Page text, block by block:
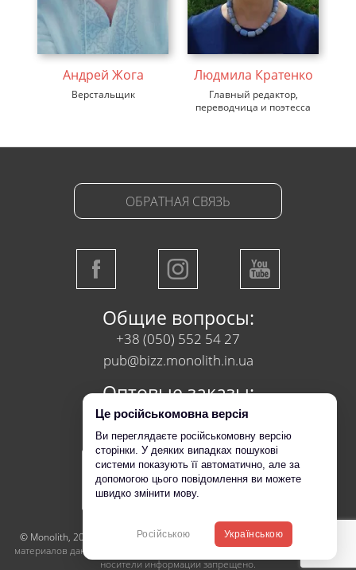
Андрей Жога
Верстальщик
Людмила Кратенко
Главный редактор,
переводчица и поэтесса
ОБРАТНАЯ СВЯЗЬ
Общие вопросы:
+38 (050) 552 54 27
pub@bizz.monolith.in.ua
Оптовые заказы:
+38 (050) 218 95 95
© Monolith, 2017-2026
Копирование, перепечатка или использование
материалов данной страницы для воспроизведения, переноса на другие
носители информации запрещено.
Це російськомовна версія
Ви переглядаєте російськомовну версію
сторінки. У деяких випадках пошукові
системи показують її автоматично, але за
допомогою цього повідомлення ви можете
швидко змінити мову.
Російською Українською